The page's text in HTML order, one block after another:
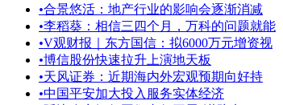
•合景悠活：地产行业的影响会逐渐消减
•李稻葵：相信三四个月，万科的问题就能
•V观财报｜东方国信：拟6000万元增资视
•博信股份快速拉升上演地天板
•天风证券：近期海内外宏观预期向好持
•中国平安加大投入服务实体经济